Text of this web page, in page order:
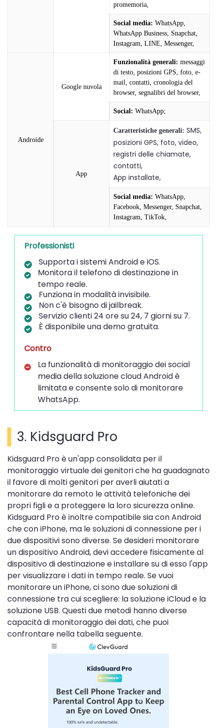
promemoria,
Social media: WhatsApp,
WhatsApp Business, Snapchat,
Instagram, LINE, Messenger,
Androide
Google nuvola
Funzionalità generali: messaggi
di testo, posizioni GPS, foto, e-
mail, contatti, cronologia del
browser, segnalibri del browser,
Social: WhatsApp;
App
Caratteristiche generali: SMS,
posizioni GPS, foto, video,
registri delle chiamate,
contatti,
App installate,
Social media: WhatsApp,
Facebook, Messenger, Snapchat,
Instagram, TikTok,
Professionisti
Supporta i sistemi Android e iOS.
Monitora il telefono di destinazione in
tempo reale.
Funziona in modalità invisibile.
Non c'è bisogno di jailbreak.
Servizio clienti 24 ore su 24, 7 giorni su 7.
È disponibile una demo gratuita.
Contro
La funzionalità di monitoraggio dei social
media della soluzione cloud Android è
limitata e consente solo di monitorare
WhatsApp.
3. Kidsguard Pro
Kidsguard Pro è un'app consolidata per il
monitoraggio virtuale dei genitori che ha guadagnato
il favore di molti genitori per averli aiutati a
monitorare da remoto le attività telefoniche dei
propri figli e a proteggere la loro sicurezza online.
Kidsguard Pro è inoltre compatibile sia con Android
che con iPhone, ma le soluzioni di connessione per i
due dispositivi sono diverse. Se desideri monitorare
un dispositivo Android, devi accedere fisicamente al
dispositivo di destinazione e installare su di esso l'app
per visualizzare i dati in tempo reale. Se vuoi
monitorare un iPhone, ci sono due soluzioni di
connessione tra cui scegliere: la soluzione iCloud e la
soluzione USB. Questi due metodi hanno diverse
capacità di monitoraggio dei dati, che puoi
confrontare nella tabella seguente.